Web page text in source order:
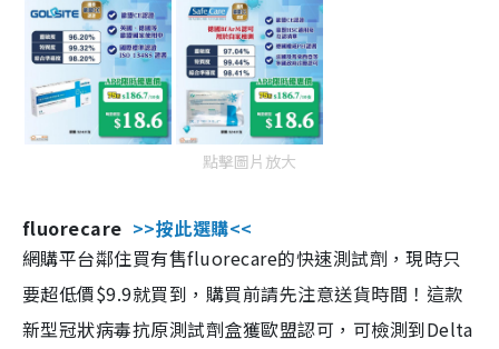
點擊圖片放大
fluorecare >>按此選購<<
網購平台鄰住買有售fluorecare的快速測試劑，現時只
要超低價$9.9就買到，購買前請先注意送貨時間！這款
新型冠狀病毒抗原測試劑盒獲歐盟認可，可檢測到Delta